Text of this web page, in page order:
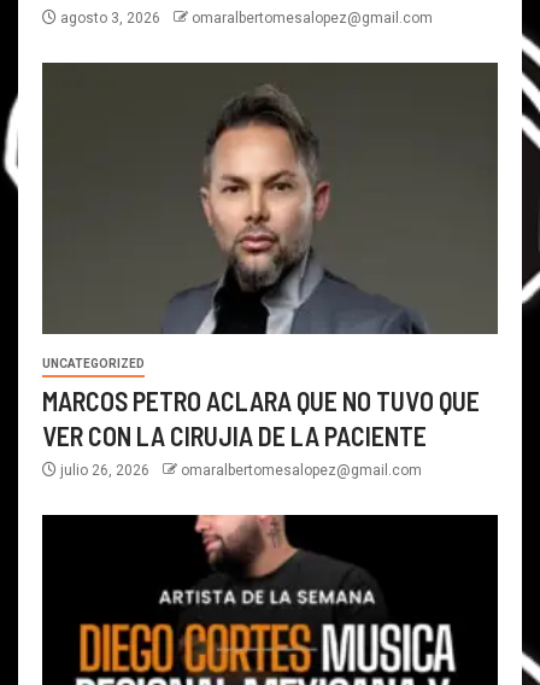
agosto 3, 2026 omaralbertomesalopez@gmail.com
UNCATEGORIZED
MARCOS PETRO ACLARA QUE NO TUVO QUE
VER CON LA CIRUJIA DE LA PACIENTE
julio 26, 2026 omaralbertomesalopez@gmail.com